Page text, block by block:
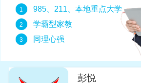
1 985、211、本地重点大学
2 学霸型家教
3 同理心强
彭悦